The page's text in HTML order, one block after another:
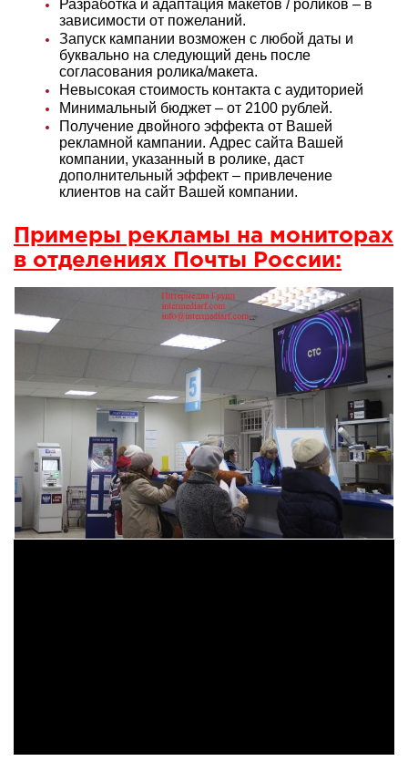
Разработка и адаптация макетов / роликов – в
зависимости от пожеланий.
Запуск кампании возможен с любой даты и
буквально на следующий день после
согласования ролика/макета.
Невысокая стоимость контакта с аудиторией
Минимальный бюджет – от 2100 рублей.
Получение двойного эффекта от Вашей
рекламной кампании. Адрес сайта Вашей
компании, указанный в ролике, даст
дополнительный эффект – привлечение
клиентов на сайт Вашей компании.
Примеры рекламы на мониторах
в отделениях Почты России: